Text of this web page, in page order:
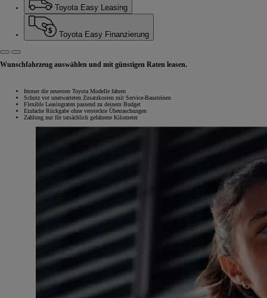
Toyota Easy Leasing
Toyota Easy Finanzierung
Wunschfahrzeug auswählen und mit günstigen Raten leasen.
Immer die neuesten Toyota Modelle fahren
Schutz vor unerwarteten Zusatzkosten mit Service-Bausteinen
Flexible Leasingraten passend zu deinem Budget
Einfache Rückgabe ohne versteckte Überraschungen
Zahlung nur für tatsächlich gefahrene Kilometer